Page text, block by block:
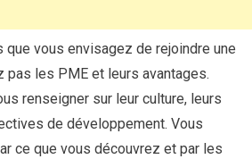
que vous envisagez de rejoindre une
pas les PME et leurs avantages.
renseigner sur leur culture, leurs
de développement. Vous
ce que vous découvrez et par les